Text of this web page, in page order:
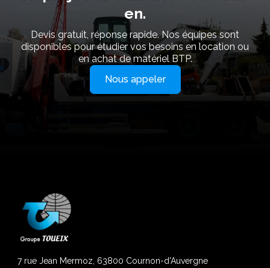
en.
Devis gratuit, réponse rapide. Nos équipes sont
disponibles pour étudier vos besoins en location ou
en achat de matériel BTP.
Nous appeler
7 rue Jean Mermoz, 63800 Cournon-d'Auvergne